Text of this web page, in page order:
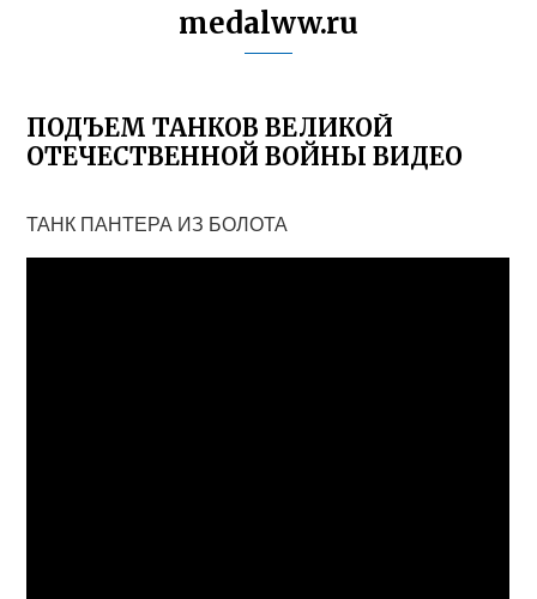
medalww.ru
ПОДЪЕМ ТАНКОВ ВЕЛИКОЙ
ОТЕЧЕСТВЕННОЙ ВОЙНЫ ВИДЕО
ТАНК ПАНТЕРА ИЗ БОЛОТА